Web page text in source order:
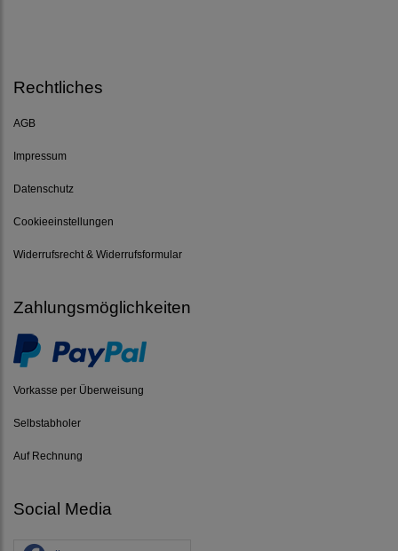
Rechtliches
AGB
Impressum
Datenschutz
Cookieeinstellungen
Widerrufsrecht & Widerrufsformular
Zahlungsmöglichkeiten
Vorkasse per Überweisung
Selbstabholer
Auf Rechnung
Social Media